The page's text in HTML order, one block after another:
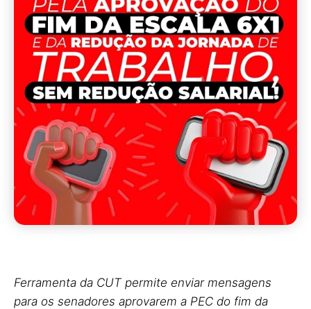
Ferramenta da CUT permite enviar mensagens
para os senadores aprovarem a PEC do fim da